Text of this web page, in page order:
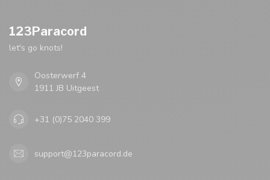
123Paracord
let's go knots!
Oosterwerf 4
1911 JB Uitgeest
+31 (0)75 2040 399
support@123paracord.de